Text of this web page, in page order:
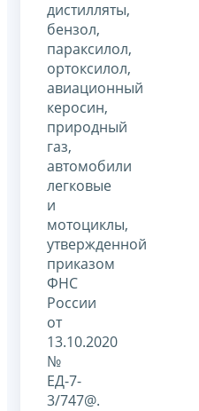
дистилляты,
бензол,
параксилол,
ортоксилол,
авиационный
керосин,
природный
газ,
автомобили
легковые
и
мотоциклы,
утвержденной
приказом
ФНС
России
от
13.10.2020
№
ЕД-7-
3/747@.